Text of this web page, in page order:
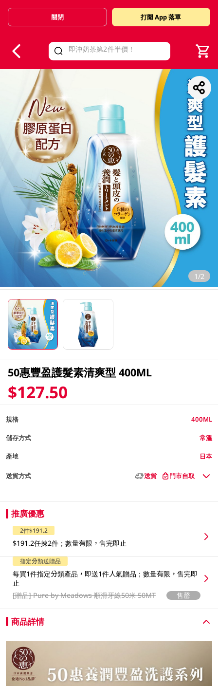
Valid Until 30 June 2026
關閉 打開 App 落單
1/2
50惠豐盈護髮素清爽型 400ML
$127.50
規格 400ML
儲存方式 常溫
產地 日本
送貨方式 送貨 門市自取
推廣優惠
2件$191.2
$191.2任揀2件；數量有限，售完即止
指定分類送贈品
每買1件指定分類產品，即送1件人氣贈品；數量有限，售完即
止
[贈品]Pure by Meadows 順滑牙線50米 50MT 售罄
商品詳情